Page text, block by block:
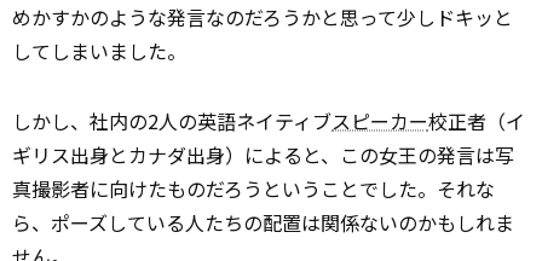
めかすかのような発言なのだろうかと思って少しドキッと
してしまいました。
しかし、社内の2人の英語ネイティブスピーカー校正者（イ
ギリス出身とカナダ出身）によると、この女王の発言は写
真撮影者に向けたものだろうということでした。それな
ら、ポーズしている人たちの配置は関係ないのかもしれま